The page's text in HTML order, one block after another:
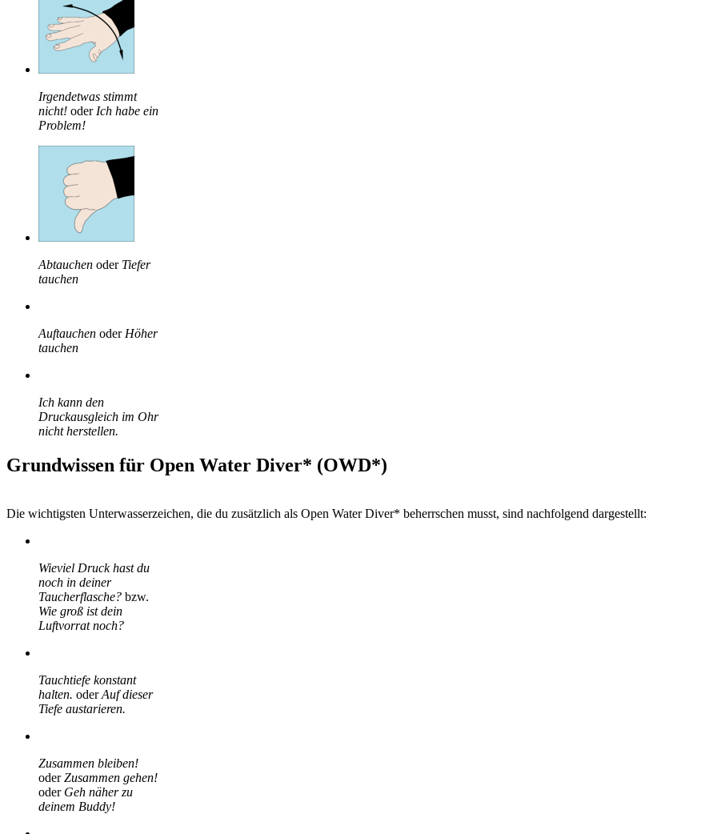
Irgendetwas stimmt
nicht! oder Ich habe ein
Problem!
Abtauchen oder Tiefer
tauchen
Auftauchen oder Höher
tauchen
Ich kann den
Druckausgleich im Ohr
nicht herstellen.
Grundwissen für Open Water Diver* (OWD*)
Die wichtigsten Unterwasserzeichen, die du zusätzlich als Open Water Diver* beherrschen musst, sind nachfolgend dargestellt:
Wieviel Druck hast du
noch in deiner
Taucherflasche? bzw.
Wie groß ist dein
Luftvorrat noch?
Tauchtiefe konstant
halten. oderAuf dieser
Tiefe austarieren.
Zusammen bleiben!
oderZusammen gehen!
oder Geh näher zu
deinem Buddy!